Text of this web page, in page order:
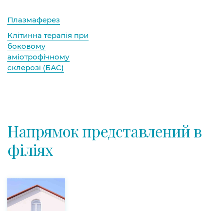
Плазмаферез
Клітинна терапія при
боковому
аміотрофічному
склерозі (БАС)
Напрямок представлений в
філіях